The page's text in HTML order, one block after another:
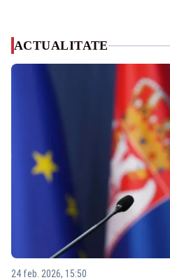
ACTUALITATE
24 feb. 2026, 15:50